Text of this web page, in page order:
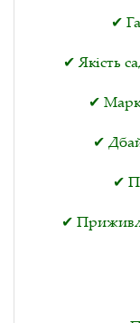
✔
✔ Якість
✔
✔
✔
✔